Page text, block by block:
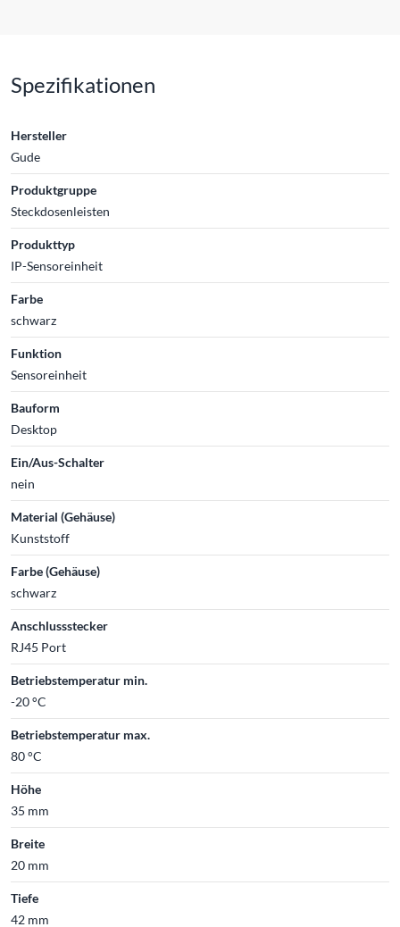
Spezifikationen
Hersteller
Gude
Produktgruppe
Steckdosenleisten
Produkttyp
IP-Sensoreinheit
Farbe
schwarz
Funktion
Sensoreinheit
Bauform
Desktop
Ein/Aus-Schalter
nein
Material (Gehäuse)
Kunststoff
Farbe (Gehäuse)
schwarz
Anschlussstecker
RJ45 Port
Betriebstemperatur min.
-20 °C
Betriebstemperatur max.
80 °C
Höhe
35 mm
Breite
20 mm
Tiefe
42 mm